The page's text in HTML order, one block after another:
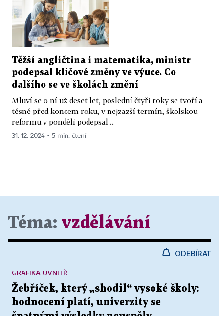
Těžší angličtina i matematika, ministr
podepsal klíčové změny ve výuce. Co
dalšího se ve školách změní
Mluví se o ní už deset let, poslední čtyři roky se tvoří a
těsně před koncem roku, v nejzazší termín, školskou
reformu v pondělí podepsal...
31. 12. 2024 ▪ 5 min. čtení
Téma: vzdělávání
ODEBÍRAT
Žebříček, který „shodil“ vysoké školy:
hodnocení platí, univerzity se
GRAFIKA UVNITŘ